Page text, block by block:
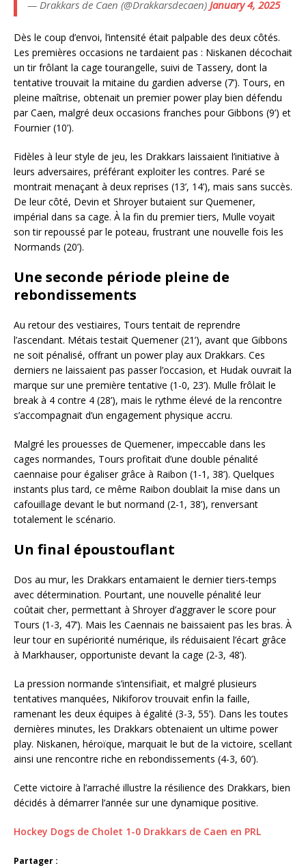
— Drakkars de Caen (@Drakkarsdecaen) January 4, 2025
Dès le coup d’envoi, l’intensité était palpable des deux côtés.
Les premières occasions ne tardaient pas : Niskanen décochait
un tir frôlant la cage tourangelle, suivi de Tassery, dont la
tentative trouvait la mitaine du gardien adverse (7’). Tours, en
pleine maîtrise, obtenait un premier power play bien défendu
par Caen, malgré deux occasions franches pour Gibbons (9’) et
Fournier (10’).
Fidèles à leur style de jeu, les Drakkars laissaient l’initiative à
leurs adversaires, préférant exploiter les contres. Paré se
montrait menaçant à deux reprises (13’, 14’), mais sans succès.
De leur côté, Devin et Shroyer butaient sur Quemener,
impérial dans sa cage. À la fin du premier tiers, Mulle voyait
son tir repoussé par le poteau, frustrant une nouvelle fois les
Normands (20’).
Une seconde période pleine de
rebondissements
Au retour des vestiaires, Tours tentait de reprendre
l’ascendant. Métais testait Quemener (21’), avant que Gibbons
ne soit pénalisé, offrant un power play aux Drakkars. Ces
derniers ne laissaient pas passer l’occasion, et Hudak ouvrait la
marque sur une première tentative (1-0, 23’). Mulle frôlait le
break à 4 contre 4 (28’), mais le rythme élevé de la rencontre
s’accompagnait d’un engagement physique accru.
Malgré les prouesses de Quemener, impeccable dans les
cages normandes, Tours profitait d’une double pénalité
caennaise pour égaliser grâce à Raibon (1-1, 38’). Quelques
instants plus tard, ce même Raibon doublait la mise dans un
cafouillage devant le but normand (2-1, 38’), renversant
totalement le scénario.
Un final époustouflant
Dos au mur, les Drakkars entamaient le dernier tiers-temps
avec détermination. Pourtant, une nouvelle pénalité leur
coûtait cher, permettant à Shroyer d’aggraver le score pour
Tours (1-3, 47’). Mais les Caennais ne baissaient pas les bras. À
leur tour en supériorité numérique, ils réduisaient l’écart grâce
à Markhauser, opportuniste devant la cage (2-3, 48’).
La pression normande s’intensifiait, et malgré plusieurs
tentatives manquées, Nikiforov trouvait enfin la faille,
ramenant les deux équipes à égalité (3-3, 55’). Dans les toutes
dernières minutes, les Drakkars obtenaient un ultime power
play. Niskanen, héroïque, marquait le but de la victoire, scellant
ainsi une rencontre riche en rebondissements (4-3, 60’).
Cette victoire à l’arraché illustre la résilience des Drakkars, bien
décidés à démarrer l’année sur une dynamique positive.
Hockey Dogs de Cholet 1-0 Drakkars de Caen en PRL
Partager :